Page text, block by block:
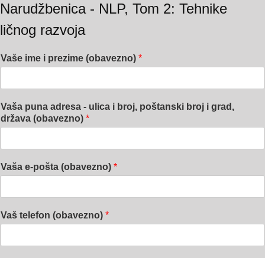
Narudžbenica - NLP, Tom 2: Tehnike
ličnog razvoja
Vaše ime i prezime (obavezno) *
Vaša puna adresa - ulica i broj, poštanski broj i grad,
država (obavezno) *
Vaša e-pošta (obavezno) *
Vaš telefon (obavezno) *